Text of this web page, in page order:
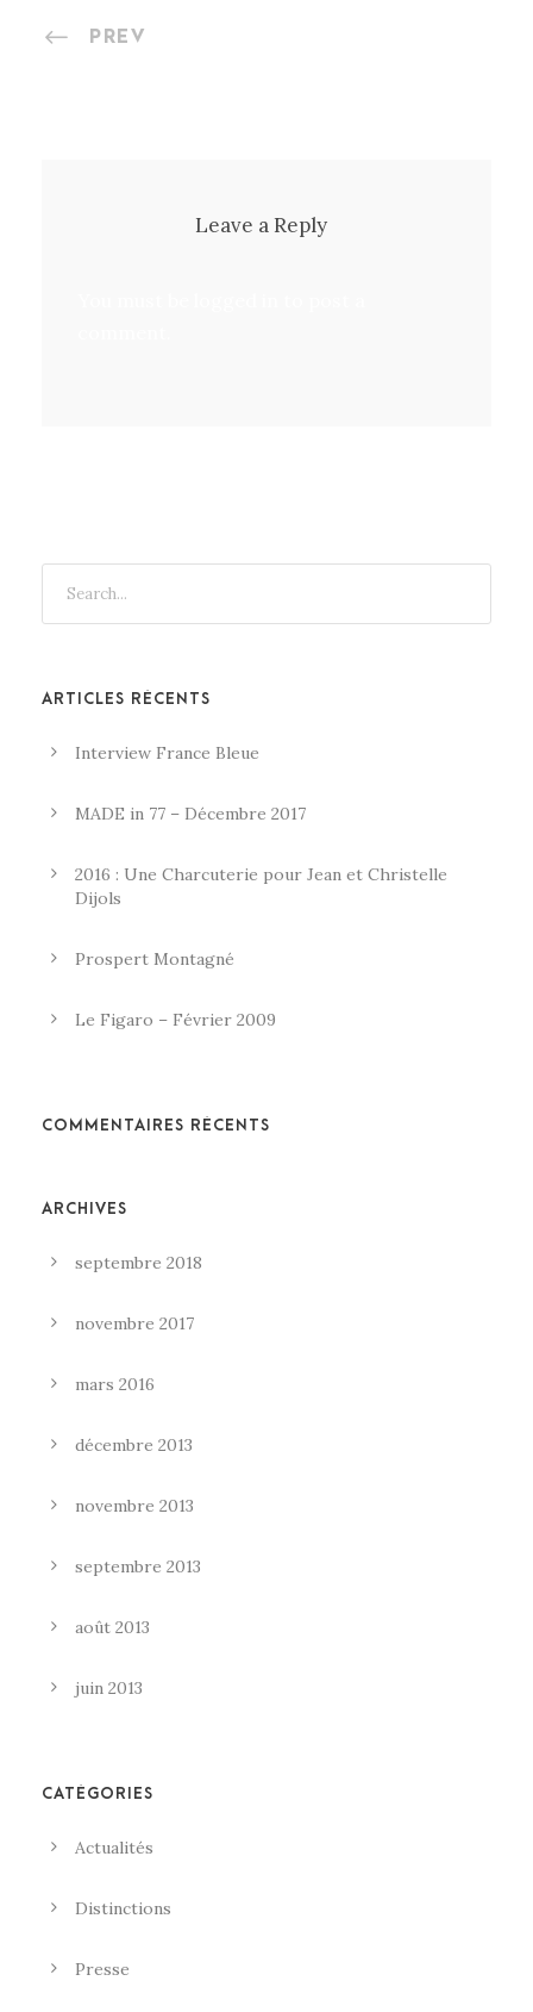
PREV
Leave a Reply
ARTICLES RÉCENTS
Interview France Bleue
MADE in 77 – Décembre 2017
2016 : Une Charcuterie pour Jean et Christelle
Dijols
Prospert Montagné
Le Figaro – Février 2009
COMMENTAIRES RÉCENTS
ARCHIVES
septembre 2018
novembre 2017
mars 2016
décembre 2013
novembre 2013
septembre 2013
août 2013
juin 2013
CATÉGORIES
Actualités
Distinctions
Presse